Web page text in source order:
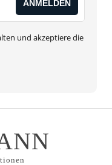
und akzeptiere die